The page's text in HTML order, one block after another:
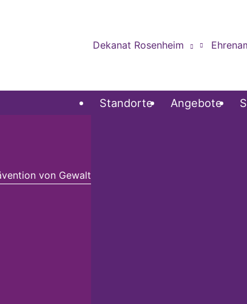
Dekanat Rosenheim
von Gewalt
Standorte Angebote